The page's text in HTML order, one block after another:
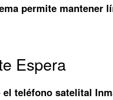
permite mantener
Espera
elteléfono satelital